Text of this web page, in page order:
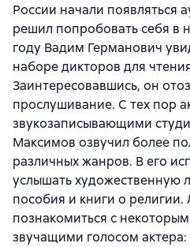
России начали появляться
решил попробовать себя в
году Вадим Германович
наборе дикторов для
Заинтересовавшись, он
прослушивание. С тех пор
звукозаписывающими
Максимов озвучил более
различных жанров. В его
услышать художественную
пособия и книги о религии.
познакомиться с
звучащими голосом